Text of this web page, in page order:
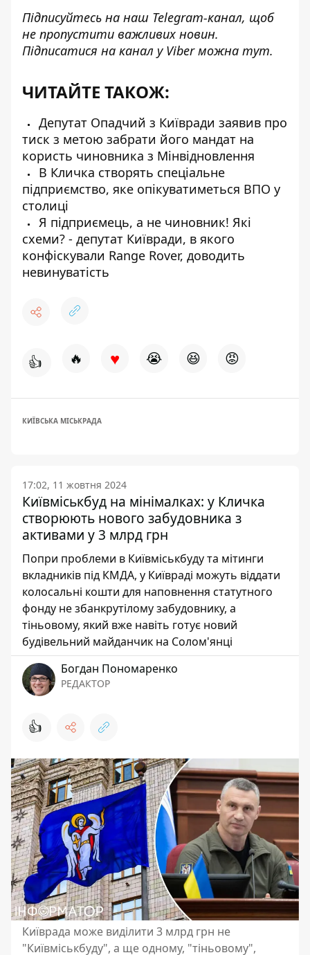
Підписуйтесь на наш Telegram-канал, щоб
не пропустити важливих новин.
Підписатися на канал у Viber можна тут.
ЧИТАЙТЕ ТАКОЖ:
Депутат Опадчий з Київради заявив про
тиск з метою забрати його мандат на
користь чиновника з Мінвідновлення
В Кличка створять спеціальне
підприємство, яке опікуватиметься ВПО у
столиці
Я підприємець, а не чиновник! Які
схеми? - депутат Київради, в якого
конфіскували Range Rover, доводить
невинуватість
👍 🔥 ♥ 😭 😆 😡
КИЇВСЬКА МІСЬКРАДА
17:02, 11 жовтня 2024
Київміськбуд на мінімалках: у Кличка
створюють нового забудовника з
активами у 3 млрд грн
Попри проблеми в Київміськбуду та мітинги
вкладників під КМДА, у Київраді можуть віддати
колосальні кошти для наповнення статутного
фонду не збанкрутілому забудовнику, а
тіньовому, який вже навіть готує новий
будівельний майданчик на Солом'янці
Богдан Пономаренко
РЕДАКТОР
👍
Київрада може виділити 3 млрд грн не
"Київміськбуду", а ще одному, "тіньовому",